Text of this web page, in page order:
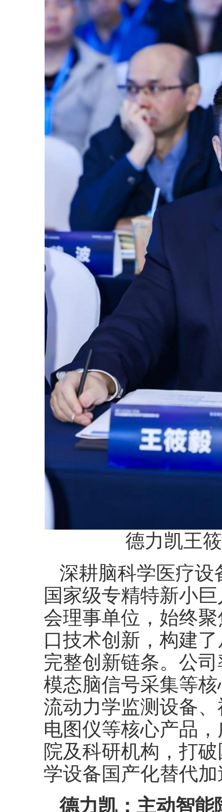
德力凯王
深耕脑科学医疗设
国家级专精特新小
会理事单位，始终
口技术创新，构建
完整创新链条。公
模态脑信号采集等
流动力学监测设备
电图仪等核心产品
院及科研机构，打
学设备国产化替代
德力凯：主动智能